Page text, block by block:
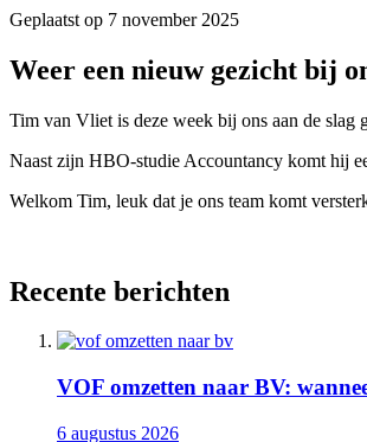
Geplaatst op 7 november 2025
Weer een nieuw gezicht bij
Tim van Vliet is deze week bij ons aan de slag
Naast zijn HBO-studie Accountancy komt hij
Welkom Tim, leuk dat je ons team komt
Recente berichten
VOF omzetten naar BV:
6 augustus 2026